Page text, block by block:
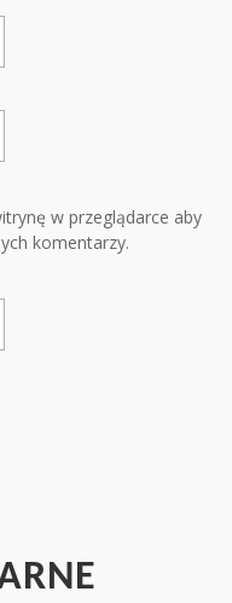
w przeglądarce aby
komentarzy.